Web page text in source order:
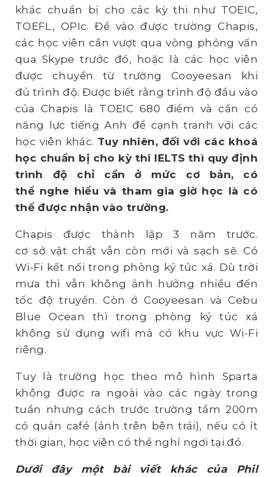
khác chuẩn bị cho các kỳ thi như TOEIC,
TOEFL, OPIc. Để vào được trường Chapis,
các học viên cần vượt qua vòng phỏng vấn
qua Skype trước đó, hoặc là các học viên
được chuyển từ trường Cooyeesan khi
đủ trình độ. Được biết rằng trình độ đầu vào
của Chapis là TOEIC 680 điểm và cần có
năng lực tiếng Anh để cạnh tranh với các
học viên khác. Tuy nhiên, đối với các khoá
học chuẩn bị cho kỳ thi IELTS thì quy định
trình độ chỉ cầnở mức cơ bản, có
thể nghe hiểu và tham gia giờ học là có
thể được nhận vào trường.
Chapis được thành lập 3 năm trước.
cơ sở vật chất vẫn còn mới và sạch sẽ. Có
Wi-Fi kết nối trong phòng ký túc xá. Dù trời
mưa thì vẫn không ảnh hưởng nhiều đến
tốc độ truyền. Còn ở Cooyeesan và Cebu
Blue Ocean thì trong phòng ký túc xá
không sử dụng wifi mà có khu vực Wi-Fi
riêng.
Tuy là trường học theo mô hình Sparta
không được ra ngoài vào các ngày trong
tuần nhưng cách trước trường tầm 200m
có quán café (ảnh trên bên trái), nếu có ít
thời gian, học viên có thể nghỉ ngơi tại đó.
Dưới đây một bài viết khác của Phil